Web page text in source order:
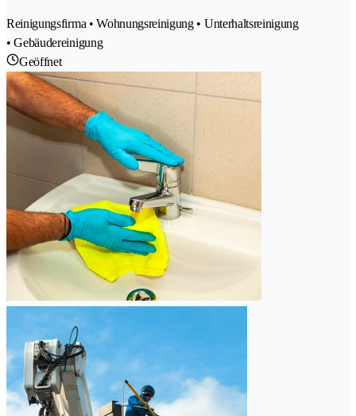
Reinigungsfirma • Wohnungsreinigung • Unterhaltsreinigung
• Gebäudereinigung
Geöffnet